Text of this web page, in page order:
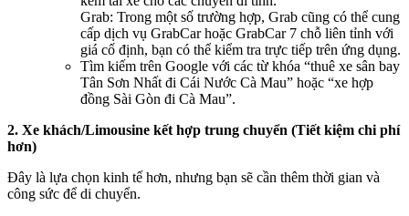
Grab: Trong một số trường hợp, Grab cũng có thể cung
cấp dịch vụ GrabCar hoặc GrabCar 7 chỗ liên tỉnh với
giá cố định, bạn có thể kiểm tra trực tiếp trên ứng dụng.
Tìm kiếm trên Google với các từ khóa “thuê xe sân bay
Tân Sơn Nhất đi Cái Nước Cà Mau” hoặc “xe hợp
đồng Sài Gòn đi Cà Mau”.
2. Xe khách/Limousine kết hợp trung chuyển (Tiết kiệm chi phí
hơn)
Đây là lựa chọn kinh tế hơn, nhưng bạn sẽ cần thêm thời gian và
công sức để di chuyển.